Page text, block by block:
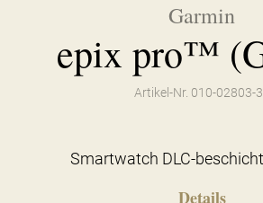
Garmin
epix pro™
Artikel-Nr. 010-02803-
Smartwatch DLC-
Details